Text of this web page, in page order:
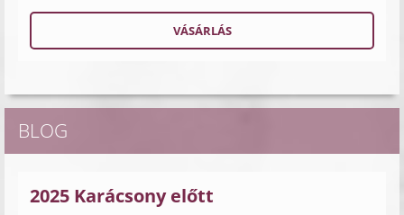
BLOG
2025 Karácsony előtt